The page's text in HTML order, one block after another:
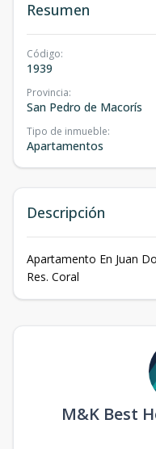
Resumen
Código:
1939
Provincia:
San Pedro de Macorís
Tipo de inmueble:
Apartamentos
Descripción
Apartamento En Juan
Res. Coral
M&K Best